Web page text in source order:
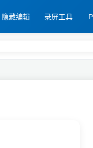
隐藏编辑 录屏工具